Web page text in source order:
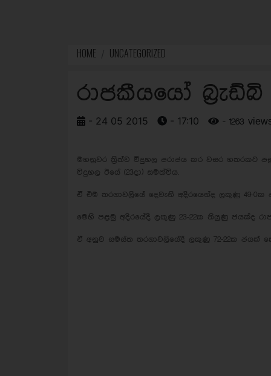
HOME UNCATEGORIZED
රාජකීයයෝ
- 24 05 2015 - 17:10 - 1263
මහනුවර ත්‍රිත්ව විදුහල පරාජය කර වසර හතරකට
විදුහල ඊයේ (23දා) සමත්විය.
ඒ එම තරගාවලියේ දෙවැනි අදිරයෙන්ද ලකුණු 49-
මෙහි පළමු අදිරයේදී ලකුණු 23-22ක තියුණු ජයක්ද
ඒ අනුව සමස්ත තරගාවලියේදී ලකුණු 72-22ක ජයක්